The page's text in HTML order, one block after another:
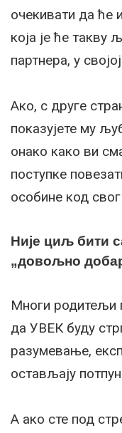
очекивати да ће
која је ће такву
партнера, у
Ако, с друге
показујете му
онако како ви
поступке
особине код
Није циљ бити
„довољно
Многи родитељи
да УВЕК буду
разумевање,
остављају
А ако сте под